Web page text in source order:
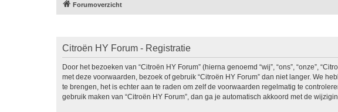
Forumoverzicht
Citroën HY Forum - Registratie
Door het bezoeken van “Citroën HY Forum” (hierna genoemd “wij”, “ons”, “onze”,
met deze voorwaarden, bezoek of gebruik “Citroën HY Forum” dan niet langer. We
te brengen, het is echter aan te raden om zelf de voorwaarden regelmatig te
gebruik maken van “Citroën HY Forum”, dan ga je automatisch akkoord met de